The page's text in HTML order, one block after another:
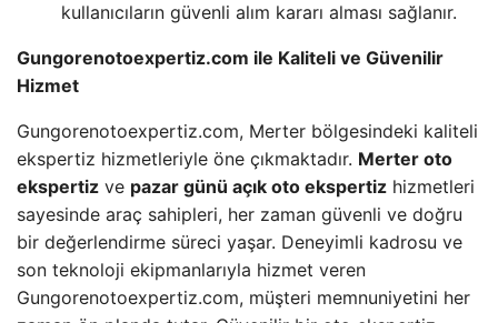
kullanıcıların güvenli alım kararı alması sağlanır.
Gungorenotoexpertiz.com ile Kaliteli ve Güvenilir
Hizmet
Gungorenotoexpertiz.com, Merter bölgesindeki kaliteli
ekspertiz hizmetleriyle öne çıkmaktadır. Merter oto
ekspertiz ve pazar günü açık oto ekspertiz hizmetleri
sayesinde araç sahipleri, her zaman güvenli ve doğru
bir değerlendirme süreci yaşar. Deneyimli kadrosu ve
son teknoloji ekipmanlarıyla hizmet veren
Gungorenotoexpertiz.com, müşteri memnuniyetini her